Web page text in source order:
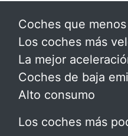
Coches que
Los coches más
La mejor
Coches de baja
Alto consumo
Los coches más